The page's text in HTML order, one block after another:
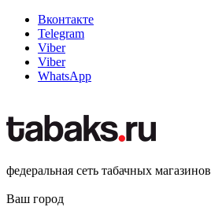
Вконтакте
Telegram
Viber
Viber
WhatsApp
федеральная сеть табачных магазинов
Ваш город